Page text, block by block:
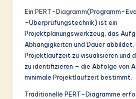
Ein PERT-Diagramm(Programm-
-Überprüfungstechnik) ist ein
Projektplanungswerkzeug, das
Abhängigkeiten und Dauer abbildet,
Projektlaufzeit zu visualisieren und
zu identifizieren – die Abfolge von
minimale Projektlaufzeit bestimmt.
Traditionelle PERT-Diagramme